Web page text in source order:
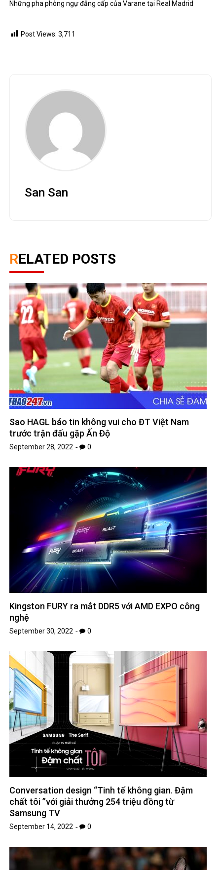
Những pha phòng ngự đẳng cấp của Varane tại Real Madrid
Post Views: 3,711
San San
RELATED POSTS
Sao HAGL báo tin không vui cho ĐT Việt Nam
trước trận đấu gặp Ấn Độ
September 28, 2022 0
Kingston FURY ra mắt DDR5 với AMD EXPO công
nghệ
September 30, 2022 0
Conversation design “Tinh tế không gian. Đậm
chất tôi ”với giải thưởng 254 triệu đồng từ
Samsung TV
September 14, 2022 0